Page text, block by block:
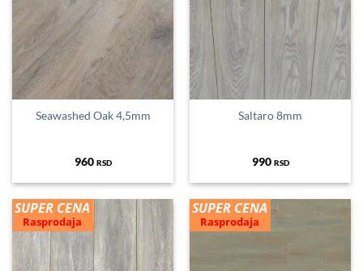
Seawashed Oak 4,5mm
960 RSD
Saltaro 8mm
990 RSD
SUPER CENA
Rasprodaja
SUPER CENA
Rasprodaja